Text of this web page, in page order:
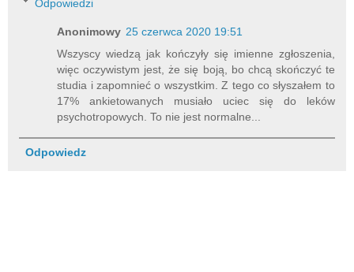
Odpowiedzi
Anonimowy 25 czerwca 2020 19:51
Wszyscy wiedzą jak kończyły się imienne zgłoszenia,
więc oczywistym jest, że się boją, bo chcą skończyć te
studia i zapomnieć o wszystkim. Z tego co słyszałem to
17% ankietowanych musiało uciec się do leków
psychotropowych. To nie jest normalne...
Odpowiedz